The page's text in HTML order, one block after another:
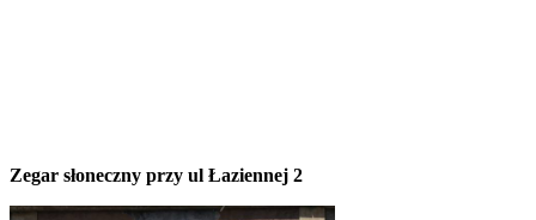
Zegar słoneczny przy ul Łaziennej 2